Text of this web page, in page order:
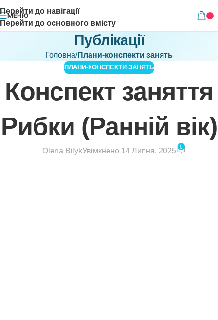
Перейти до навігації
Перейти до основного вмісту
МЕНЮ
Публікації
Головна/Плани-конспекти занять
ПЛАНИ-КОНСПЕКТИ ЗАНЯТЬ
Конспект заняття
Рибки (Ранній вік)
Olena BilykУвімкнено 14 Липня, 2025
0